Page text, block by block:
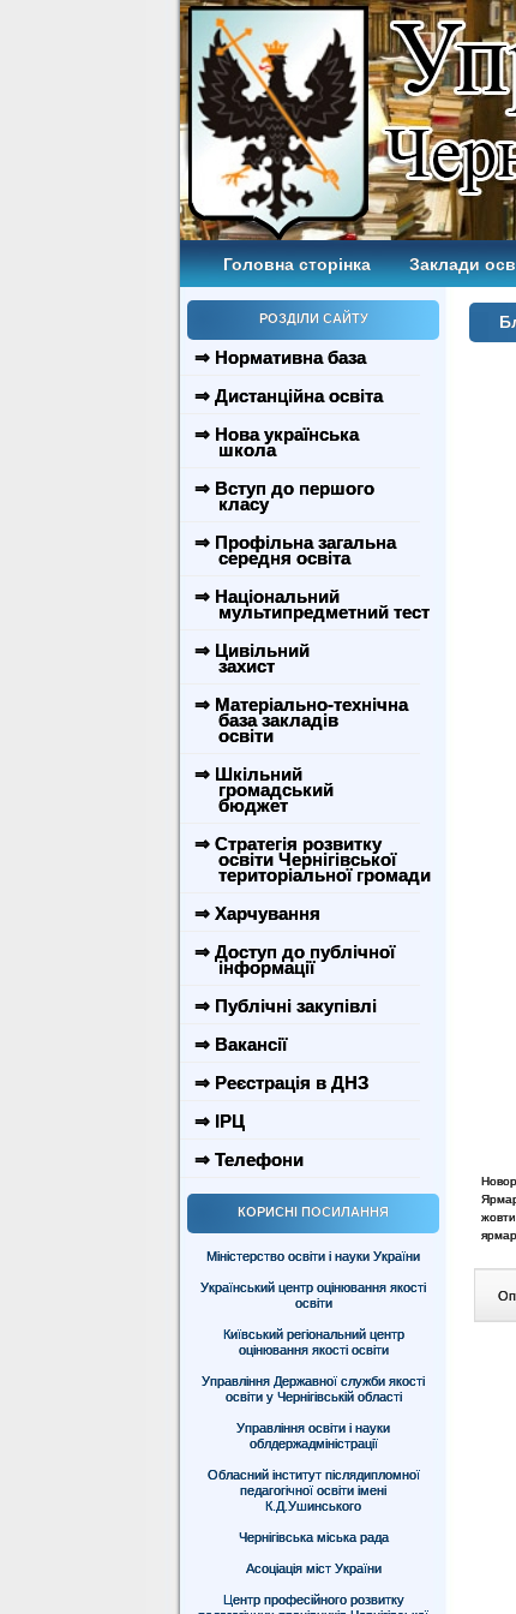
Головна сторінка Заклади
РОЗДІЛИ САЙТУ
⇒ Нормативна база
⇒ Дистанційна освіта
⇒ Нова українська
школа
⇒ Вступ до першого
класу
⇒ Профільна загальна
середня освіта
⇒ Національний
мультипредметний тест
⇒ Цивільний
захист
⇒ Матеріально-технічна
база закладів
освіти
⇒ Шкільний
громадський
бюджет
⇒ Стратегія розвитку
освіти Чернігівської
територіальної громади
⇒ Харчування
⇒ Доступ до публічної
інформації
⇒ Публічні закупівлі
⇒ Вакансії
⇒ Реєстрація в ДНЗ
⇒ ІРЦ
⇒ Телефони
КОРИСНІ ПОСИЛАННЯ
Міністерство освіти і науки України
Український центр оцінювання якості
освіти
Київський регіональний центр
оцінювання якості освіти
Управління Державної служби якості
освіти у Чернігівській області
Управління освіти і науки
облдержадміністрації
Обласний інститут післядипломної
педагогічної освіти імені
К.Д.Ушинського
Чернігівська міська рада
Асоціація міст України
Центр професійного розвитку